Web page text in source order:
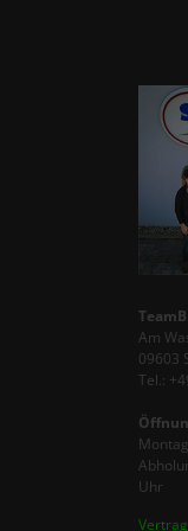
Am
09603
Tel.:
Uhr